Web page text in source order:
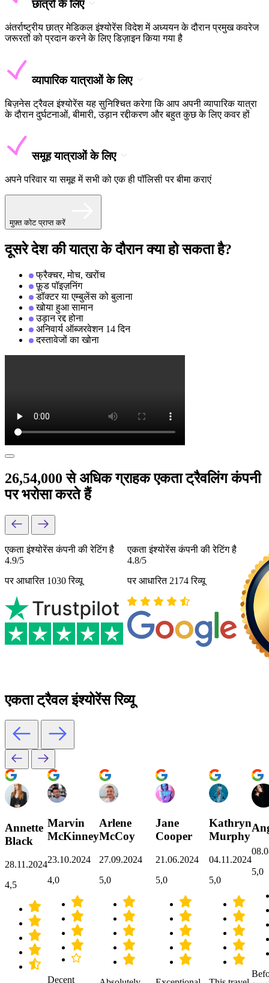
छात्रों के लिए
अंतर्राष्ट्रीय छात्र मेडिकल इंश्योरेंस विदेश में अध्ययन के दौरान प्रमुख कवरेज
जरूरतों को प्रदान करने के लिए डिज़ाइन किया गया है
व्यापारिक यात्राओं के लिए
बिज़नेस ट्रैवल इंश्योरेंस यह सुनिश्चित करेगा कि आप अपनी व्यापारिक यात्रा
के दौरान दुर्घटनाओं, बीमारी, उड़ान रद्दीकरण और बहुत कुछ के लिए कवर हों
समूह यात्राओं के लिए
अपने परिवार या समूह में सभी को एक ही पॉलिसी पर बीमा कराएं
मुफ़्त कोट प्राप्त करें
दूसरे देश की यात्रा के दौरान क्या हो सकता है?
फ्रैक्चर, मोच, खरोंच
फ़ूड पॉइज़निंग
डॉक्टर या एम्बुलेंस को बुलाना
खोया हुआ सामान
उड़ान रद्द होना
अनिवार्य ऑब्जरवेशन 14 दिन
दस्तावेजों का खोना
26,54,000 से अधिक ग्राहक एकता ट्रैवलिंग कंपनी
पर भरोसा करते हैं
एकता इंश्योरेंस कंपनी की रेटिंग है
4.9/5
पर आधारित 1030 रिव्यू
एकता इंश्योरेंस कंपनी की रेटिंग है
4.8/5
पर आधारित 2174 रिव्यू
एकता ट्रैवल इंश्योरेंस रिव्यू
Annette
Black
28.11.2024
4,5
Marvin
McKinney
23.10.2024
4,0
Decent
Arlene
McCoy
27.09.2024
5,0
Jane
Cooper
21.06.2024
5,0
Kathryn
Murphy
04.11.2024
5,0
5,0